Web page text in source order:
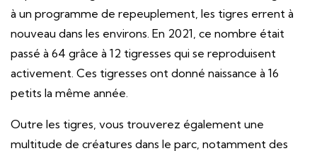
à un programme de repeuplement, les tigres errent à
nouveau dans les environs. En 2021, ce nombre était
passé à 64 grâce à 12 tigresses qui se reproduisent
activement. Ces tigresses ont donné naissance à 16
petits la même année.
Outre les tigres, vous trouverez également une
multitude de créatures dans le parc, notamment des